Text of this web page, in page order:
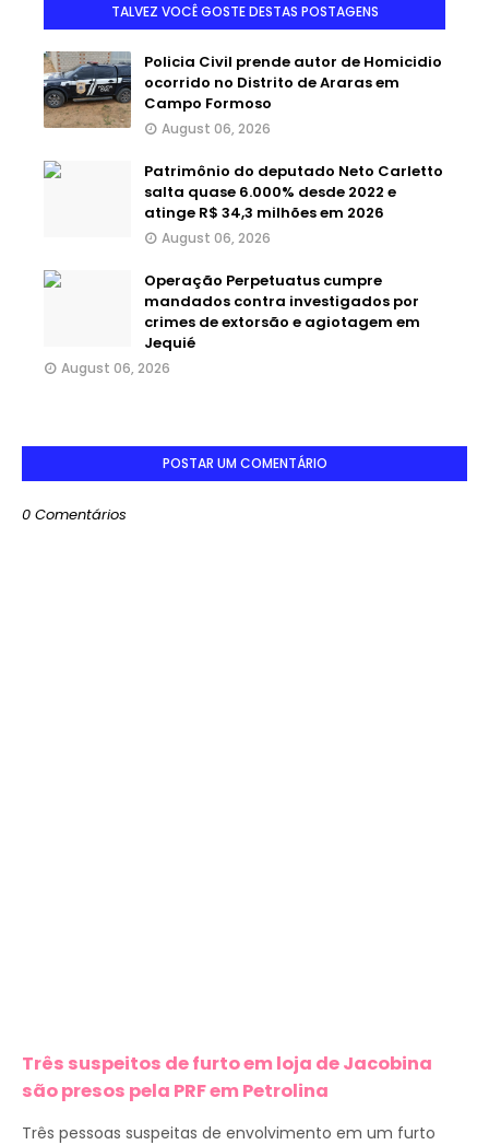
TALVEZ VOCÊ GOSTE DESTAS POSTAGENS
Policia Civil prende autor de Homicidio
ocorrido no Distrito de Araras em
Campo Formoso
August 06, 2026
Patrimônio do deputado Neto Carletto
salta quase 6.000% desde 2022 e
atinge R$ 34,3 milhões em 2026
August 06, 2026
Operação Perpetuatus cumpre
mandados contra investigados por
crimes de extorsão e agiotagem em
Jequié
August 06, 2026
POSTAR UM COMENTÁRIO
0 Comentários
Três suspeitos de furto em loja de Jacobina
são presos pela PRF em Petrolina
Três pessoas suspeitas de envolvimento em um furto